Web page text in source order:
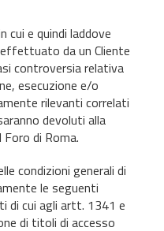
cui e quindi laddove
da un Cliente
controversia relativa
esecuzione e/o
rilevanti correlati
devoluti alla
di Roma.
condizioni generali di
le seguenti
di cui agli artt. 1341 e
di titoli di accesso